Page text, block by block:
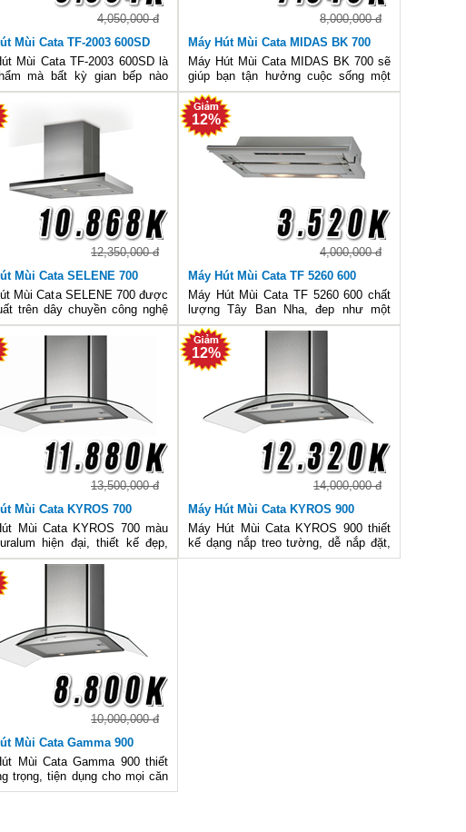
4,050,000 đ
Mùi Cata TF-2003 600SD
Mùi Cata TF-2003 600SD là
mà bất kỳ gian bếp nào
trang bị để có một bầu
khí trong lành, tươi mới, sản
chỉ có thiết kế sang trọng
sở hữu những tính năn
8,000,000 đ
Máy Hút Mùi Cata MIDAS BK 700
Máy Hút Mùi Cata MIDAS BK 700 sẽ
giúp bạn tận hưởng cuộc sống một
cách trọn vẹn nhất, máy hoạt động
với động cơ turbin đôi, hệ thống điều
khiển cảm ứng ba tốc độ cho bạn lựa
chọn để phù hợp với cường
12,350,000 đ
Mùi Cata SELENE 700
Mùi Cata SELENE 700 được
trên dây chuyền công nghệ
của Tây Ban Nha, chất lượng
theo tiêu chuẩn Châu Âu,
nhất định sẽ là điểm nhấn
trong gian bếp n
12%
4,000,000 đ
Máy Hút Mùi Cata TF 5260 600
Máy Hút Mùi Cata TF 5260 600 chất
lượng Tây Ban Nha, đep như một
bức tranh, âm tủ, công suất lớn, đèn
Halogen dịu dàng cho mắt, dễ lau
chùi, giá rẻ nhất hiện nay.
13,500,000 đ
Mùi Cata KYROS 700
Mùi Cata KYROS 700 màu
hiện đại, thiết kế đẹp,
cao, có đèn chiếu sáng, tiết
dễ sử dụng và nắp đặt,
dạng cảm ứng.
12%
14,000,000 đ
Máy Hút Mùi Cata KYROS 900
Máy Hút Mùi Cata KYROS 900 thiết
kế dạng nắp treo tường, dễ nắp đặt,
công suất cao, màu sắc hiện đại, dễ
10,000,000 đ
Mùi Cata Gamma 900
Mùi Cata Gamma 900 thiết
trọng, tiện dụng cho mọi căn
suất lớn, đèn Halogen ánh